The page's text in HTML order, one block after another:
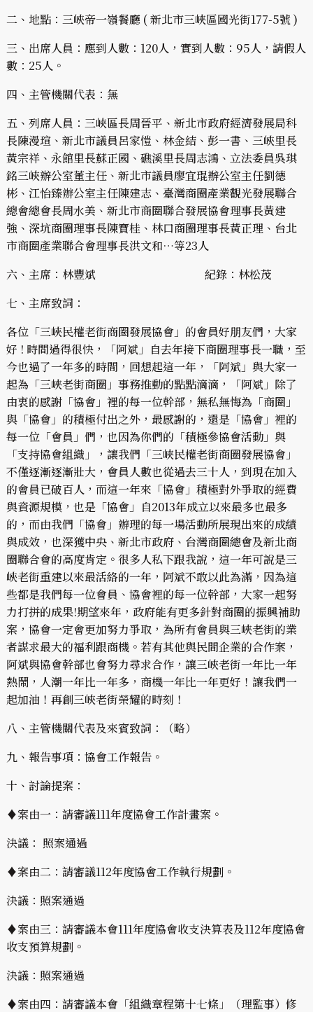
二、地點：三峽帝一嶺餐廳 ( 新北市三峽區國光街177-5號 )
三、出席人員：應到人數：120人，實到人數：95人，請假人
數：25人。
四、主管機關代表：無
五、列席人員：三峽區長周晉平、新北市政府經濟發展局科
長陳漫瑄、新北市議員呂家愷、林金結、彭一書、三峽里長
黃宗祥、永館里長蘇正國、礁溪里長周志鴻、立法委員吳琪
銘三峽辦公室董主任、新北市議員廖宜琨辦公室主任劉德
彬、江怡臻辦公室主任陳建志、臺灣商圈產業觀光發展聯合
總會總會長周水美、新北市商圈聯合發展協會理事長黃建
強、深坑商圈理事長陳寶桂、林口商圈理事長黃正理、台北
市商圈產業聯合會理事長洪文和…等23人
六、主席：林豐斌 紀錄：林松茂
七、主席致詞：
各位「三峽民權老街商圈發展協會」的會員好朋友們，大家
好 ! 時間過得很快，「阿斌」自去年接下商圈理事長一職，至
今也過了一年多的時間，回想起這一年，「阿斌」與大家一
起為「三峽老街商圈」事務推動的點點滴滴，「阿斌」除了
由衷的感謝「協會」裡的每一位幹部，無私無悔為「商圈」
與「協會」的積極付出之外，最感謝的，還是「協會」裡的
每一位「會員」們，也因為你們的「積極參協會活動」與
「支持協會組織」，讓我們「三峽民權老街商圈發展協會」
不僅逐漸逐漸壯大，會員人數也從過去三十人，到現在加入
的會員已破百人，而這一年來「協會」積極對外爭取的經費
與資源規模，也是「協會」自2013年成立以來最多也最多
的，而由我們「協會」辦理的每一場活動所展現出來的成績
與成效，也深獲中央、新北市政府、台灣商圈總會及新北商
圈聯合會的高度肯定。很多人私下跟我說，這一年可說是三
峽老街重建以來最活絡的一年，阿斌不敢以此為滿，因為這
些都是我們每一位會員、協會裡的每一位幹部，大家一起努
力打拼的成果!期望來年，政府能有更多針對商圈的振興補助
案，協會一定會更加努力爭取，為所有會員與三峽老街的業
者謀求最大的福利跟商機。若有其他與民間企業的合作案，
阿斌與協會幹部也會努力尋求合作，讓三峽老街一年比一年
熱鬧，人潮一年比一年多，商機一年比一年更好！讓我們一
起加油！再創三峽老街榮耀的時刻！
八、主管機關代表及來賓致詞：（略）
九、報告事項：協會工作報告。
十、討論提案：
♦案由一：請審議111年度協會工作計畫案。
決議： 照案通過
♦案由二：請審議112年度協會工作執行規劃。
決議：照案通過
♦案由三：請審議本會111年度協會收支決算表及112年度協會
收支預算規劃。
決議：照案通過
♦案由四：請審議本會「組織章程第十七條」（理監事）修